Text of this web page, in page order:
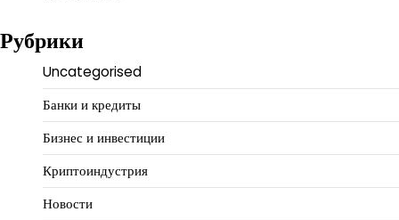
Рубрики
Uncategorised
Банки и кредиты
Бизнес и инвестиции
Криптоиндустрия
Новости